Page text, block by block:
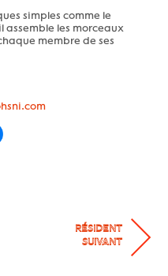
simples comme le
assemble les morceaux
membre de ses
RÉSIDENT
SUIVANT